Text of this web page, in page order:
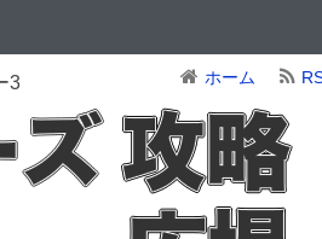
3 ホーム